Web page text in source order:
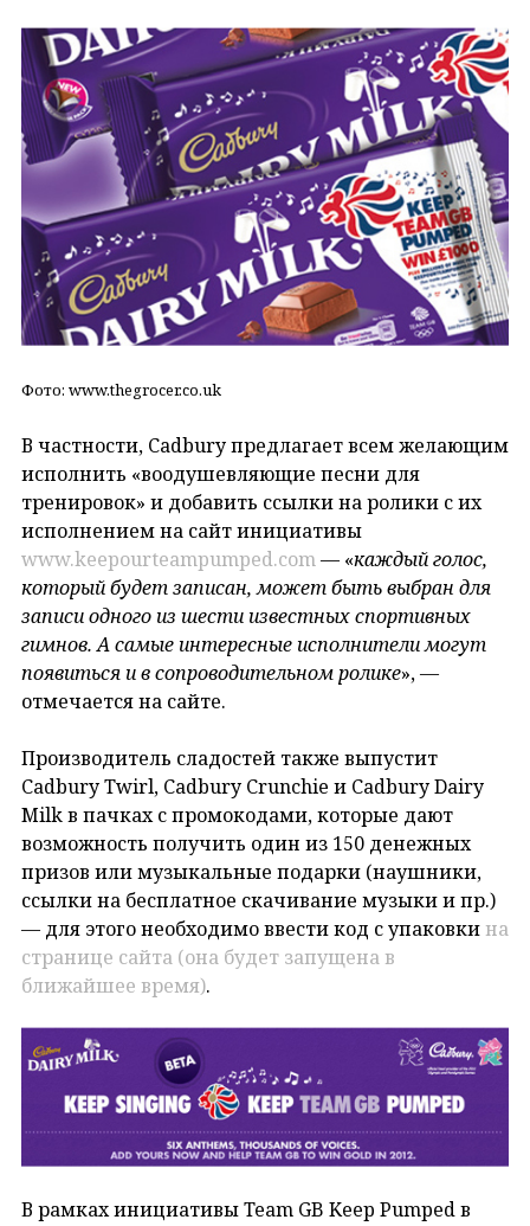
Фото: www.thegrocer.co.uk
В частности, Cadbury предлагает всем желающим
исполнить «воодушевляющие песни для
тренировок» и добавить ссылки на ролики с их
исполнением на сайт инициативы
www.keepourteampumped.com— «каждый голос,
который будет записан, может быть выбран для
записи одного из шести известных спортивных
гимнов. А самые интересные исполнители могут
появиться и в сопроводительном ролике», —
отмечается на сайте.
Производитель сладостей также выпустит
Cadbury Twirl, Cadbury Crunchie и Cadbury Dairy
Milk в пачках с промокодами, которые дают
возможность получить один из 150 денежных
призов или музыкальные подарки (наушники,
ссылки на бесплатное скачивание музыки и пр.)
— для этого необходимо ввести код с упаковки на
странице сайта (она будет запущена в
ближайшее время).
В рамках инициативы Team GB Keep Pumped в